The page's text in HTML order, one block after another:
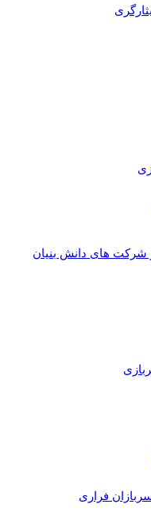
شرکت های دانش بنیان
فراری